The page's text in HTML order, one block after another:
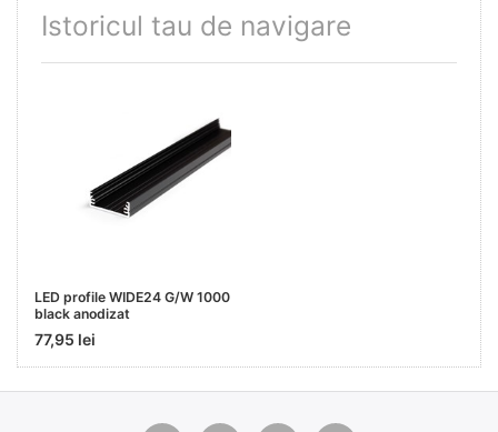
Istoricul tau de navigare
LED profile WIDE24 G/W 1000
black anodizat
77,95 lei